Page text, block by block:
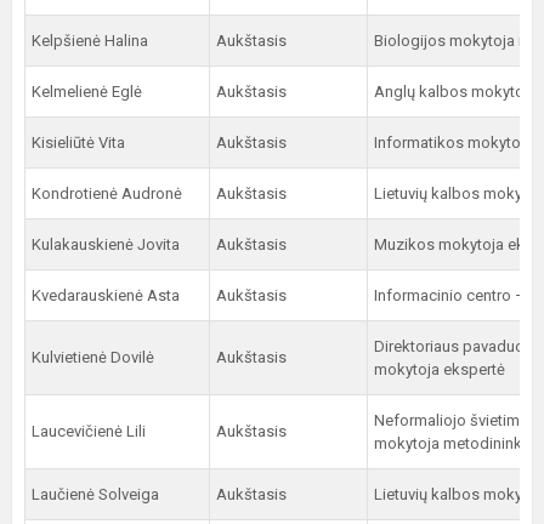
Kelpšienė Halina Aukštasis Biologijos mokytoja
Kelmelienė Eglė Aukštasis Anglų kalbos mokytoja
Kisieliūtė Vita Aukštasis Informatikos mokytoja
Kondrotienė Audronė Aukštasis Lietuvių kalbos
Kulakauskienė Jovita Aukštasis Muzikos mokytoja
Kvedarauskienė Asta Aukštasis Informacinio centro –
Kulvietienė Dovilė Aukštasis
Direktoriaus
mokytoja ekspertė
Laucevičienė Lili Aukštasis
Neformaliojo švietimo
mokytoja metodininkė
Laučienė Solveiga Aukštasis Lietuvių kalbos